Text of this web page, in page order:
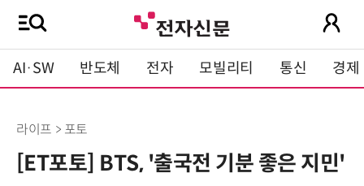
AI·SW 반도체 전자 모빌리티 통신 경제
라이프 > 포토
[ET포토] BTS, '출국전 기분 좋은 지민'